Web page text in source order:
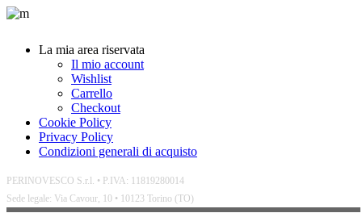
La mia area riservata
Il mio account
Wishlist
Carrello
Checkout
Cookie Policy
Privacy Policy
Condizioni generali di acquisto
PERINOVESCO S.r.l. • P.IVA: 11819280014
Sede legale: Via Cavour, 10 • 10123 Torino (TO)